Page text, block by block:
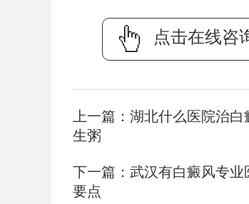
点击在线咨
上一篇： 湖北什么医院治白
生粥
下一篇： 武汉有白癜风专业
要点